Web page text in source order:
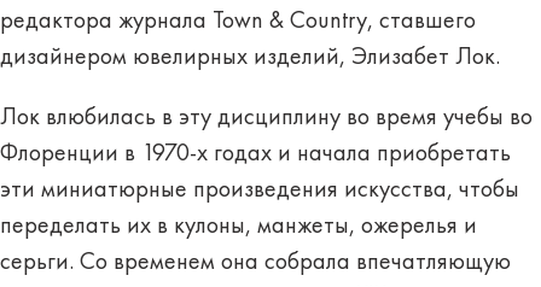
редактора журнала Town & Country, ставшего
дизайнером ювелирных изделий, Элизабет Лок.
Лок влюбилась в эту дисциплину во время учебы во
Флоренции в 1970-х годах и начала приобретать
эти миниатюрные произведения искусства, чтобы
переделать их в кулоны, манжеты, ожерелья и
серьги. Со временем она собрала впечатляющую